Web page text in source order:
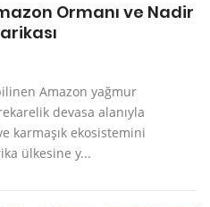
Ormanı ve Nadir
Amazon yağmur
devasa alanıyla
karmaşık ekosistemini
ülkesine y...